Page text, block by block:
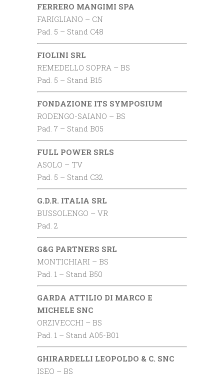
FERRERO MANGIMI SPA
FARIGLIANO – CN
Pad. 5 – Stand C48
FIOLINI SRL
REMEDELLO SOPRA – BS
Pad. 5 – Stand B15
FONDAZIONE ITS SYMPOSIUM
RODENGO-SAIANO – BS
Pad. 7 – Stand B05
FULL POWER SRLS
ASOLO – TV
Pad. 5 – Stand C32
G.D.R. ITALIA SRL
BUSSOLENGO – VR
Pad. 2
G&G PARTNERS SRL
MONTICHIARI – BS
Pad. 1 – Stand B50
GARDA ATTILIO DI MARCO E
MICHELE SNC
ORZIVECCHI – BS
Pad. 1 – Stand A05-B01
GHIRARDELLI LEOPOLDO & C. SNC
ISEO – BS